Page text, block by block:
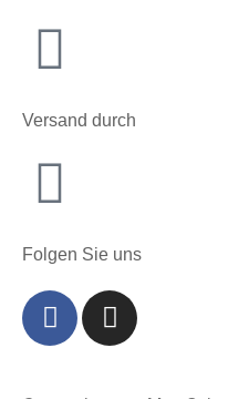
Versand durch
Folgen Sie uns